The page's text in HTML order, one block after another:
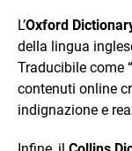
L’Oxford
della lingua
Traducibile come
contenuti online
indignazione e